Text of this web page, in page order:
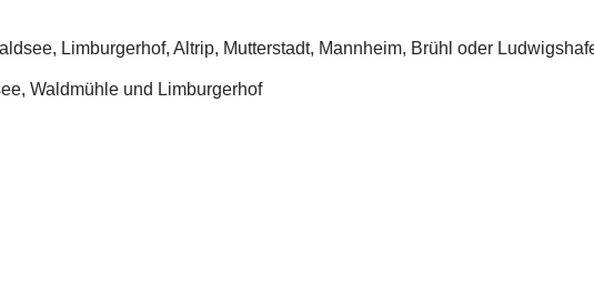
Limburgerhof, Altrip, Mutterstadt, Mannheim, Brühl oder
Waldmühle und Limburgerhof